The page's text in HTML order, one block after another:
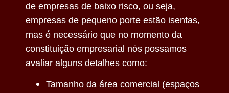
de empresas de baixo risco, ou seja,
empresas de pequeno porte estão isentas,
mas é necessário que no momento da
constituição empresarial nós possamos
avaliar alguns detalhes como:
Tamanho da área comercial (espaços